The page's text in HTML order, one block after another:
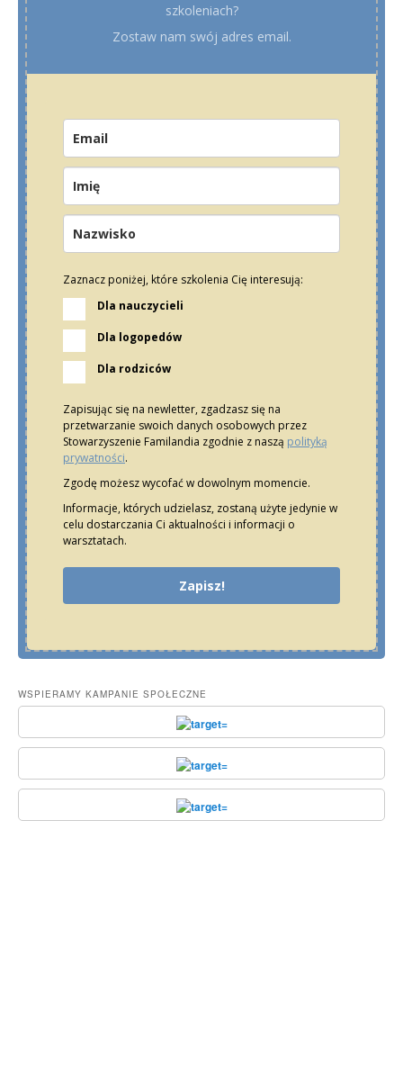
szkoleniach?
Zostaw nam swój adres email.
Zaznacz poniżej, które szkolenia Cię interesują:
Dla nauczycieli
Dla logopedów
Dla rodziców
Zapisując się na newletter, zgadzasz się na
przetwarzanie swoich danych osobowych przez
Stowarzyszenie Familandia zgodnie z naszą polityką
prywatności.
Zgodę możesz wycofać w dowolnym momencie.
Informacje, których udzielasz, zostaną użyte jedynie w
celu dostarczania Ci aktualności i informacji o
warsztatach.
Zapisz!
WSPIERAMY KAMPANIE SPOŁECZNE